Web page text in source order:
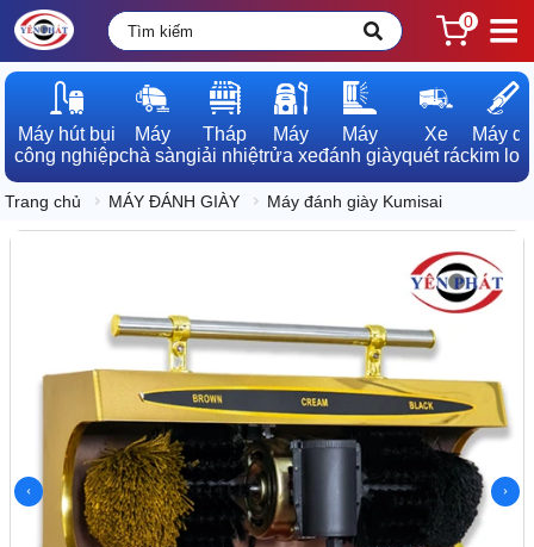
0
Máy hút bụi
công nghiệp
Máy
chà sàn
Tháp
giải nhiệt
Máy
rửa xe
Máy
đánh giày
Xe
quét rác
Máy dò
kim loại
Trang chủ MÁY ĐÁNH GIÀY Máy đánh giày Kumisai